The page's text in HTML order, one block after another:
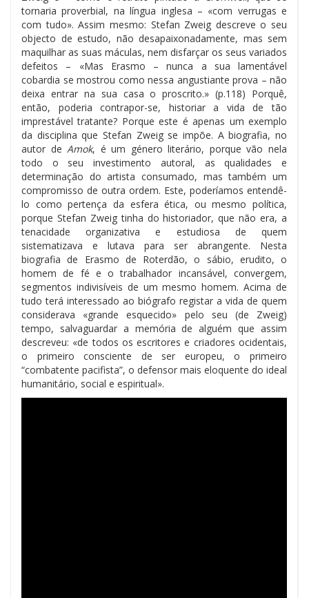
tornaria proverbial, na língua inglesa – «com verrugas e
com tudo». Assim mesmo: Stefan Zweig descreve o seu
objecto de estudo, não desapaixonadamente, mas sem
maquilhar as suas máculas, nem disfarçar os seus variados
defeitos – «Mas Erasmo – nunca a sua lamentável
cobardia se mostrou como nessa angustiante prova – não
deixa entrar na sua casa o proscrito.» (p.118) Porquê,
então, poderia contrapor-se, historiar a vida de tão
imprestável tratante? Porque este é apenas um exemplo
da disciplina que Stefan Zweig se impõe. A biografia, no
autor de Amok, é um género literário, porque vão nela
todo o seu investimento autoral, as qualidades e
determinação do artista consumado, mas também um
compromisso de outra ordem. Este, poderíamos entendê-
lo como pertença da esfera ética, ou mesmo política,
porque Stefan Zweig tinha do historiador, que não era, a
tenacidade organizativa e estudiosa de quem
sistematizava e lutava para ser abrangente. Nesta
biografia de Erasmo de Roterdão, o sábio, erudito, o
homem de fé e o trabalhador incansável, convergem,
segmentos indivisíveis de um mesmo homem. Acima de
tudo terá interessado ao biógrafo registar a vida de quem
considerava «grande esquecido» pelo seu (de Zweig)
tempo, salvaguardar a memória de alguém que assim
descreveu: «de todos os escritores e criadores ocidentais,
o primeiro consciente de ser europeu, o primeiro
“combatente pacifista”, o defensor mais eloquente do ideal
humanitário, social e espiritual».